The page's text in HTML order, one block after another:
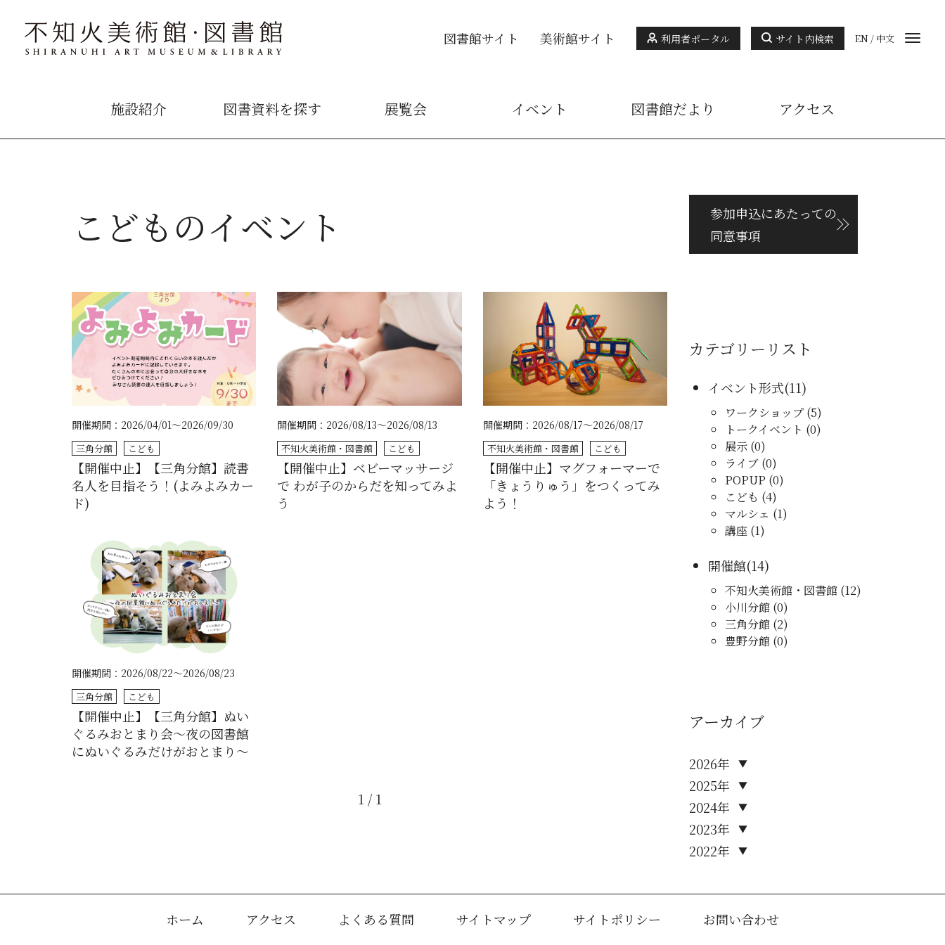
図書館サイト 美術館サイト 利用者ポータル サイト内検索 EN / 中文
施設紹介 図書資料を探す 展覧会 イベント 図書館だより アクセス
こどものイベント
【開催中止】【三角分館】読書
名人を目指そう！(よみよみカー
ド)
開催期間：2026/04/01～2026/09/30
三角分館 こども
【開催中止】ベビーマッサージ
で わが子のからだを知ってみよ
う
開催期間：2026/08/13～2026/08/13
不知火美術館・図書館 こども
【開催中止】マグフォーマーで
「きょうりゅう」をつくってみ
よう！
開催期間：2026/08/17～2026/08/17
不知火美術館・図書館 こども
【開催中止】【三角分館】ぬい
ぐるみおとまり会～夜の図書館
にぬいぐるみだけがおとまり～
開催期間：2026/08/22～2026/08/23
三角分館 こども
1 / 1
参加申込にあたっての
同意事項
カテゴリーリスト
イベント形式(11)
ワークショップ (5)
トークイベント (0)
展示 (0)
ライブ (0)
POPUP (0)
こども (4)
マルシェ (1)
講座 (1)
開催館(14)
不知火美術館・図書館 (12)
小川分館 (0)
三角分館 (2)
豊野分館 (0)
アーカイブ
2022年 ▼
2023年 ▼
2024年 ▼
2025年 ▼
2026年 ▼
ホーム アクセス よくある質問 サイトマップ サイトポリシー お問い合わせ